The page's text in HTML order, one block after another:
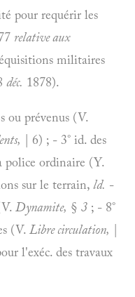
pour requérir les
relative aux
militaires
déc. 1878).
ou prévenus (V.
| 6) ; - 3° id. des
police ordinaire (Y.
sur le terrain, ld. -
Dynamite, § 3 ; - 8°
(V. Libre circulation, |
l'exéc. des travaux